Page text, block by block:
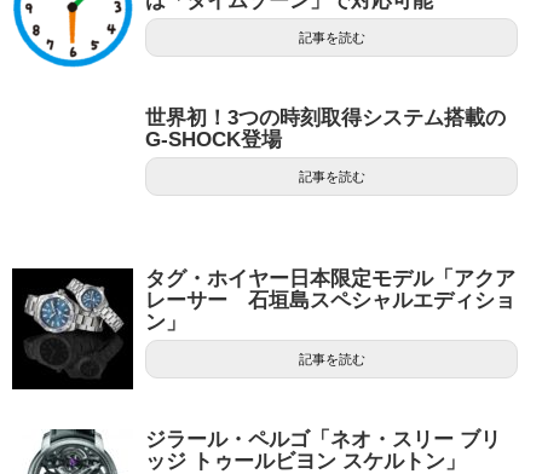
記事を読む
世界初！3つの時刻取得システム搭載の
G-SHOCK登場
記事を読む
タグ・ホイヤー日本限定モデル「アクア
レーサー 石垣島スペシャルエディショ
ン」
記事を読む
ジラール・ペルゴ「ネオ・スリー ブリ
ッジ トゥールビヨン スケルトン」